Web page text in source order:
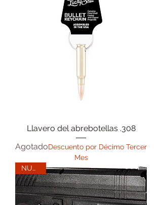
Llavero del abrebotellas .308
AgotadoDescuento por Décimo Tercer
Mes
NUEVO